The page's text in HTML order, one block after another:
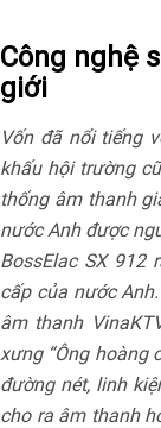
Công nghệ
giới
Vốn đã nổi tiếng
khấu hội trường
thống âm thanh
nước Anh được
BossElac SX 912
cấp của nước
âm thanh
xưng “Ông hoàng
đường nét, linh
cho ra âm thanh